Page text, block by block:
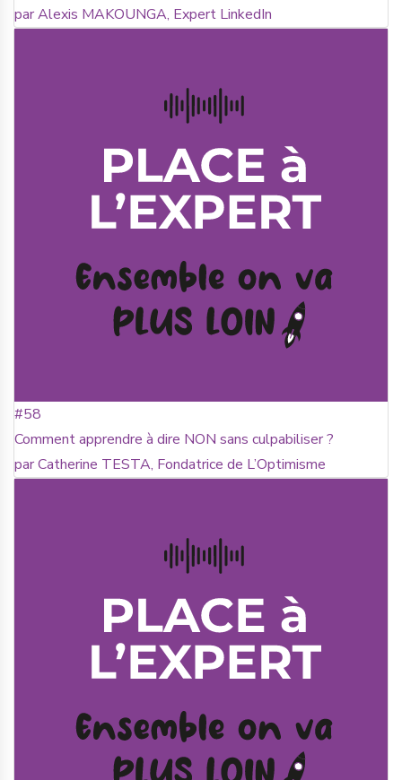
par Alexis MAKOUNGA, Expert LinkedIn
#58
Comment apprendre à dire NON sans culpabiliser ?
par Catherine TESTA, Fondatrice de L’Optimisme